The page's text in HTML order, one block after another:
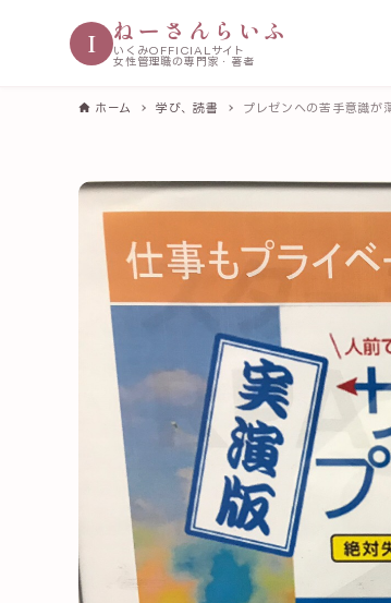
I ねーさんらいふ
いくみOFFICIALサイト
女性管理職の専門家・著者
ホーム 学び、読書 プレゼンへの苦手意識が